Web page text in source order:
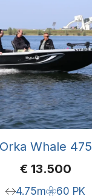
Orka Whale 475
€ 13.500
4.75m 60 PK